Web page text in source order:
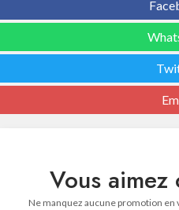
Vous
Ne manquez aucune promotion